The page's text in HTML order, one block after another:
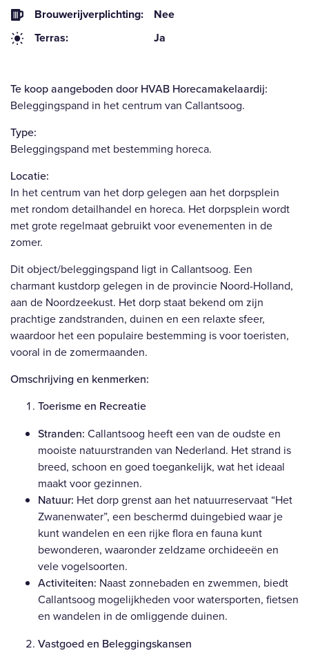
Brouwerijverplichting:
Nee
Terras:
Ja
Te koop aangeboden door HVAB Horecamakelaardij:
Beleggingspand in het centrum van Callantsoog.
Type:
Beleggingspand met bestemming horeca.
Locatie:
In het centrum van het dorp gelegen aan het dorpsplein
met rondom detailhandel en horeca. Het dorpsplein wordt
met grote regelmaat gebruikt voor evenementen in de
zomer.
Dit object/beleggingspand ligt in Callantsoog. Een
charmant kustdorp gelegen in de provincie Noord-Holland,
aan de Noordzeekust. Het dorp staat bekend om zijn
prachtige zandstranden, duinen en een relaxte sfeer,
waardoor het een populaire bestemming is voor toeristen,
vooral in de zomermaanden.
Omschrijving en kenmerken:
Toerisme en Recreatie
Stranden: Callantsoog heeft een van de oudste en
mooiste natuurstranden van Nederland. Het strand is
breed, schoon en goed toegankelijk, wat het ideaal
maakt voor gezinnen.
Natuur: Het dorp grenst aan het natuurreservaat “Het
Zwanenwater”, een beschermd duingebied waar je
kunt wandelen en een rijke flora en fauna kunt
bewonderen, waaronder zeldzame orchideeën en
vele vogelsoorten.
Activiteiten: Naast zonnebaden en zwemmen, biedt
Callantsoog mogelijkheden voor watersporten, fietsen
en wandelen in de omliggende duinen.
Vastgoed en Beleggingskansen